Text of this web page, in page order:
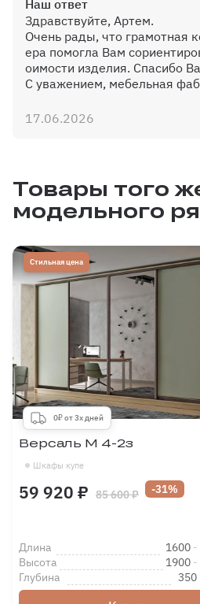
Лента
Сетка для
2-ве двери)
4600 ₽
Наш ответ
Здравствуйте, Артем.
Очень рады, что грамотная
ера помогла Вам
оимости изделия. Спасибо
С уважением, мебельная
17.06.2026
Товары того
модельного
Стильная цена
0₽ от 3х дней
Шкафы купе
Версаль М 4-2з
59 920 ₽ 85 600 ₽ -31%
Длина 1600 -
Высота 1900 -
Глубина 350